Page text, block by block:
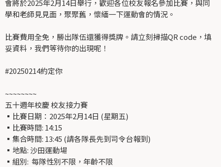
會將於2025年2月14日舉行，歡迎各位校友報名參加比賽，與同
學和老師見見面，聚聚舊，懷緬一下運動會的情況。
比賽費用全免，勝出隊伍還獲得獎牌。請立刻掃描QR code，填
妥資料，我們等待你的出現呢！
#20250214約定你
~~~~~~~~
五十週年校慶 校友接力賽
▪️比賽日期：2025年2月14日 (星期五)
▪️比賽時間: 14:15
▪️集合時間: 13:45 (請各隊長先到司令台報到)
▪️地點: 沙田運動場
▪️組別: 每隊性別不限，年齡不限